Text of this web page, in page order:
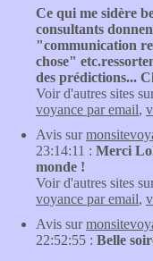
Ce qui me sidère
consultants
"communication
chose"
des prédictions...
Voir d'autres sites
voyance par email,
Avis sur
23:14:11 : Merci
monde !
Voir d'autres sites
voyance par email,
Avis sur
22:52:55 : Belle